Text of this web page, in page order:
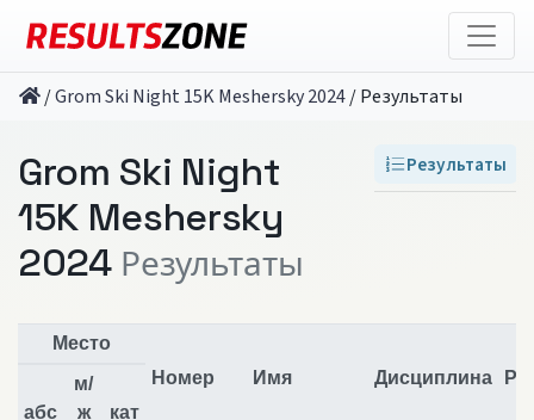
/Grom Ski Night 15K Meshersky 2024/Результаты
Grom Ski Night
15K Meshersky
2024 Результаты
Результаты
Место
Номер
Имя Дисциплина
абс
м/
ж
кат